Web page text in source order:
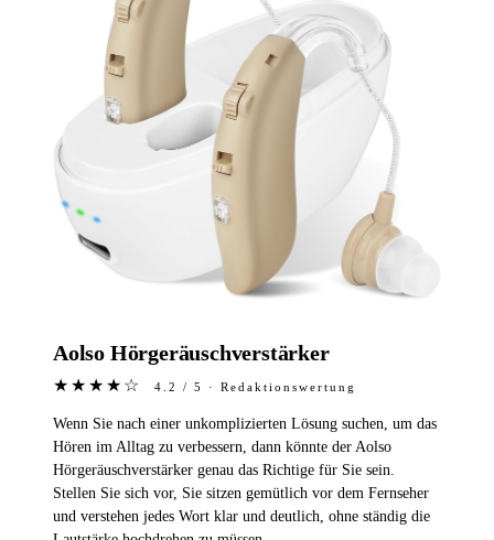
Aolso Hörgeräuschverstärker
★★★★☆ 4.2 / 5 · Redaktionswertung
Wenn Sie nach einer unkomplizierten Lösung suchen, um das
Hören im Alltag zu verbessern, dann könnte der Aolso
Hörgeräuschverstärker genau das Richtige für Sie sein.
Stellen Sie sich vor, Sie sitzen gemütlich vor dem Fernseher
und verstehen jedes Wort klar und deutlich, ohne ständig die